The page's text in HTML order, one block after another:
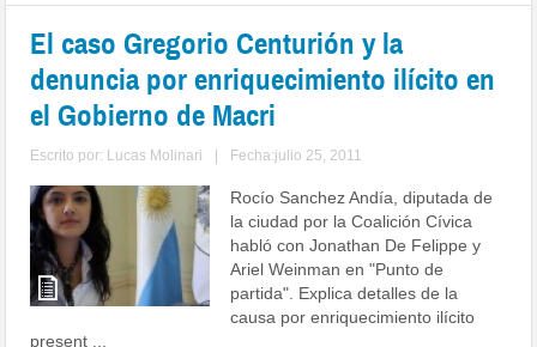
El caso Gregorio Centurión y la
denuncia por enriquecimiento ilícito en
el Gobierno de Macri
Escrito por: Lucas Molinari Fecha:julio 25, 2011
Rocío Sanchez Andía, diputada de
la ciudad por la Coalición Cívica
habló con Jonathan De Felippe y
Ariel Weinman en "Punto de
partida". Explica detalles de la
causa por enriquecimiento ilícito
present ...